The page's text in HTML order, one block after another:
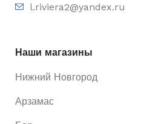
l.riviera2@yandex.ru
Наши магазины
Нижний Новгород
Арзамас